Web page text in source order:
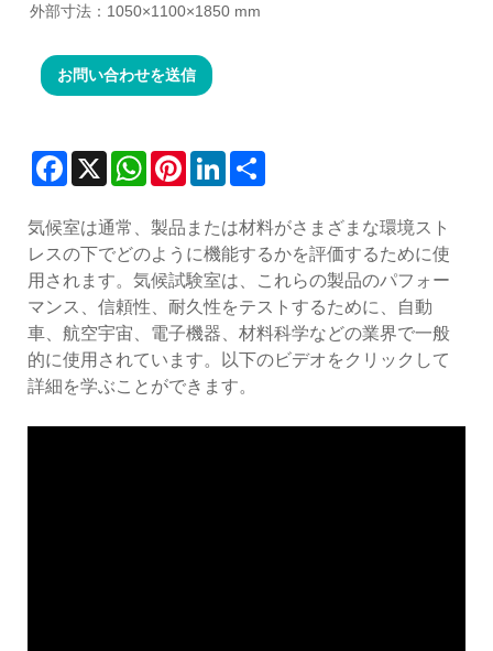
外部寸法：1050×1100×1850 mm
お問い合わせを送信
Facebook
X WhatsAppPinterestLinkedIn
気候室は通常、製品または材料がさまざまな環境スト
レスの下でどのように機能するかを評価するために使
用されます。気候試験室は、これらの製品のパフォー
マンス、信頼性、耐久性をテストするために、自動
車、航空宇宙、電子機器、材料科学などの業界で一般
的に使用されています。以下のビデオをクリックして
詳細を学ぶことができます。